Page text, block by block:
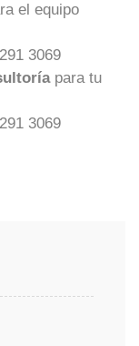
el equipo
3069
para tu
3069